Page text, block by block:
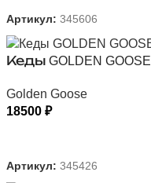
Артикул: 345606
Кеды GOLDEN GOOSE
Golden Goose
18500 ₽
Артикул: 345426